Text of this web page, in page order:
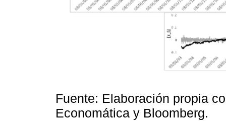
Fuente: Elaboración propia
Economática y Bloomberg.